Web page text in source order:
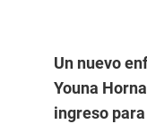
Un nuevo
Youna
ingreso